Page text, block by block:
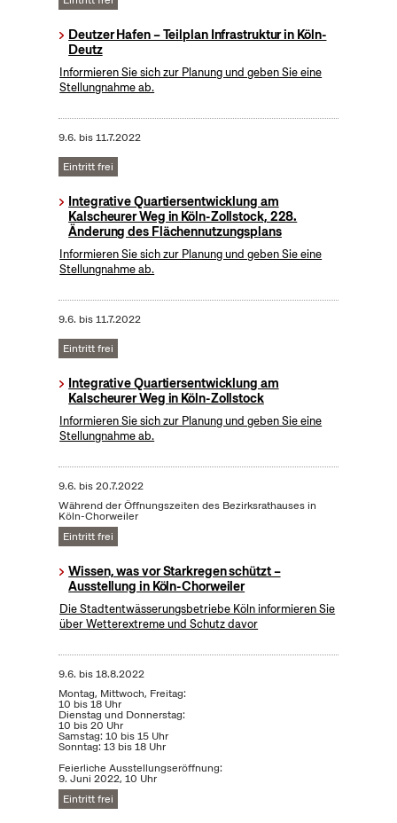
Deutzer Hafen – Teilplan Infrastruktur in Köln-
Deutz
Informieren Sie sich zur Planung und geben Sie eine
Stellungnahme ab.
9.6. bis11.7.2022
Eintritt frei
Integrative Quartiersentwicklung am
Kalscheurer Weg in Köln-Zollstock, 228.
Änderung des Flächennutzungsplans
Informieren Sie sich zur Planung und geben Sie eine
Stellungnahme ab.
9.6. bis11.7.2022
Eintritt frei
Integrative Quartiersentwicklung am
Kalscheurer Weg in Köln-Zollstock
Informieren Sie sich zur Planung und geben Sie eine
Stellungnahme ab.
9.6. bis20.7.2022
Während der Öffnungszeiten des Bezirksrathauses in
Köln-Chorweiler
Eintritt frei
Wissen, was vor Starkregen schützt –
Ausstellung in Köln-Chorweiler
Die Stadtentwässerungsbetriebe Köln informieren Sie
über Wetterextreme und Schutz davor
9.6. bis18.8.2022
Montag, Mittwoch, Freitag:
10 bis 18 Uhr
Dienstag und Donnerstag:
10 bis 20 Uhr
Samstag: 10 bis 15 Uhr
Sonntag: 13 bis 18 Uhr
Feierliche Ausstellungseröffnung:
9. Juni 2022, 10 Uhr
Eintritt frei